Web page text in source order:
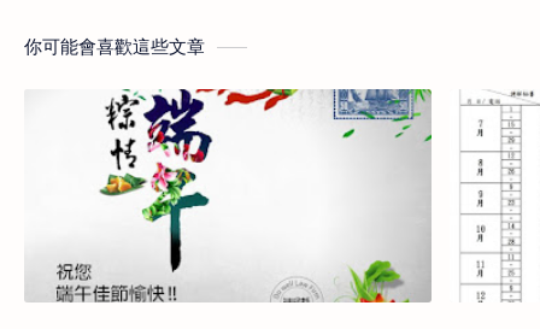
你可能會喜歡這些文章